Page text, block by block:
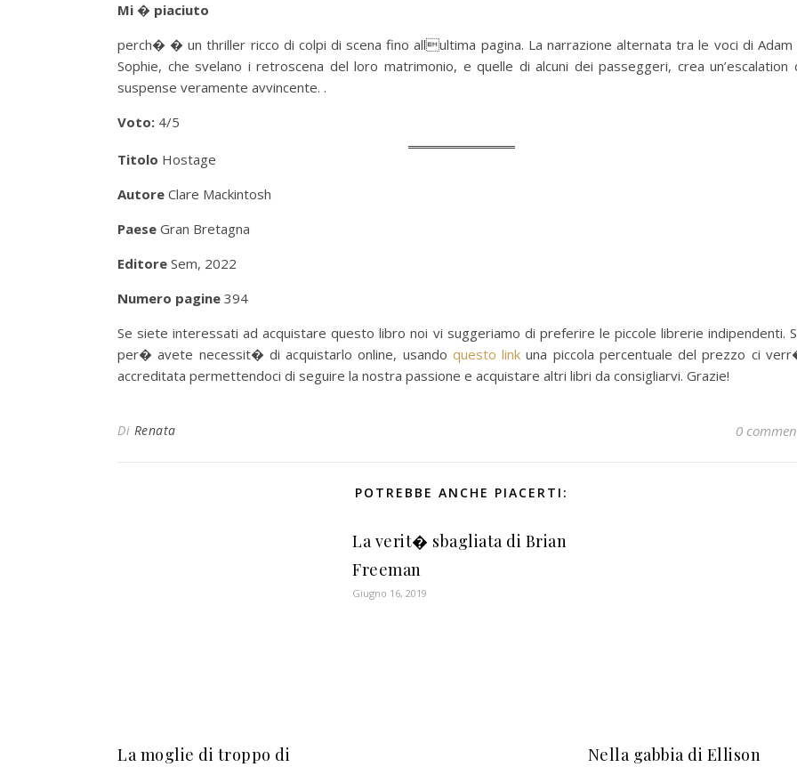
Mi � piaciuto
perch� � un thriller ricco di colpi di scena fino allultima pagina. La narrazione alternata tra le voci di Adam
Sophie, che svelano i retroscena del loro matrimonio, e quelle di alcuni dei passeggeri, crea un’escalation
suspense veramente avvincente. .
Voto: 4/5
Titolo Hostage
Autore Clare Mackintosh
Paese Gran Bretagna
Editore Sem, 2022
Numero pagine 394
Se siete interessati ad acquistare questo libro noi vi suggeriamo di preferire le piccole librerie indipendenti.
per� avete necessit� di acquistarlo online, usando questo link una piccola percentuale del prezzo ci
accreditata permettendoci di seguire la nostra passione e acquistare altri libri da consigliarvi. Grazie!
Di Renata 0
POTREBBE ANCHE PIACERTI:
La moglie di troppo di
La verit� sbagliata di Brian
Freeman
Giugno 16, 2019
Nella gabbia di Ellison